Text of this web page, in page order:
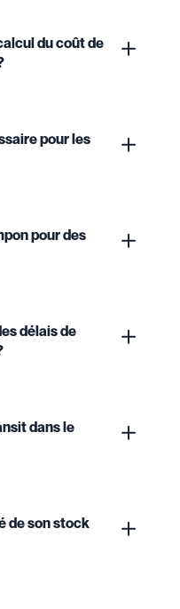
du coût de
pour les
pour des
délais de
dans le
de son stock